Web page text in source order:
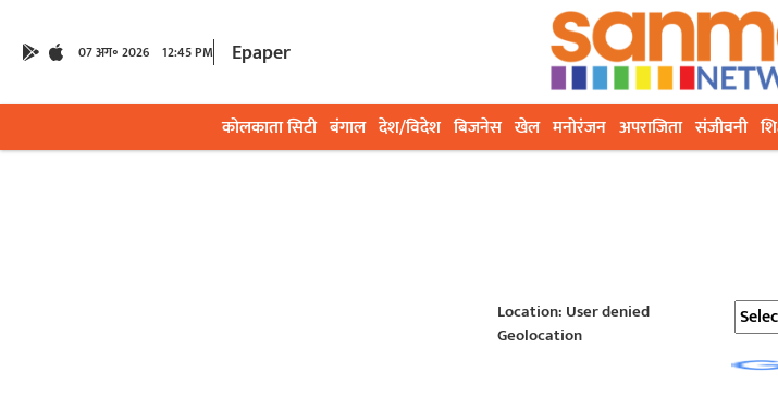
07 अग॰ 2026 12:45 PM Epaper
कोलकाता सिटी बंगाल देश/विदेश बिजनेस खेल मनोरंजन अपराजिता संजीवनी
Location: User denied
Geolocation